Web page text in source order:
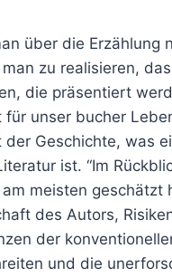
über die Erzählung
zu realisieren,
die präsentiert
für unser bucher
der Geschichte, was
ist. “Im
meisten geschätzt
des Autors,
der
und die